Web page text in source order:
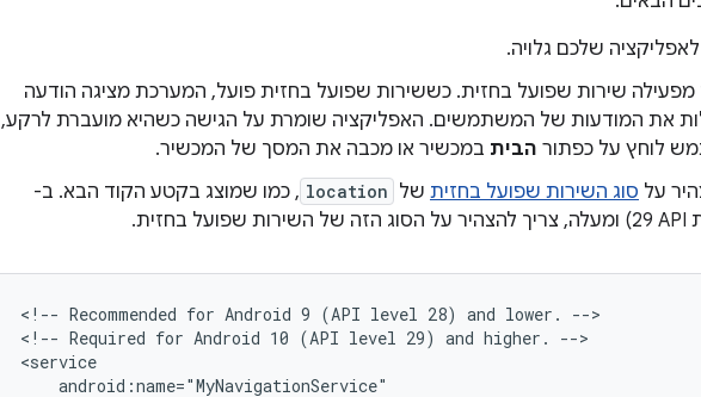
שלכם גלויה.
שירות שפועל בחזית. כששירות שפועל בחזית פועל, המערכת מציגה הודעה
את המודעות של המשתמשים. האפליקציה שומרת על הגישה כשהיא מועברת לרקע,
לוחץ על כפתור הבית במכשיר או מכבה את המסך של המכשיר.
על סוג השירות שפועל בחזית של location , כמו שמוצג בקטע הקוד הבא. ב-
<!-- Recommended for Android 9 (API level 28) and lower.
-->
<!-- Required for Android 10 (API level 29) and higher.
-->